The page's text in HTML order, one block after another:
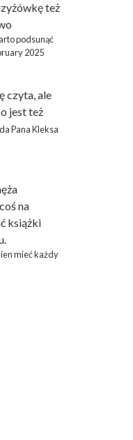
też
podsunąć
2025
czyta, ale
jest też
Pana Kleksa
na
książki
mieć każdy